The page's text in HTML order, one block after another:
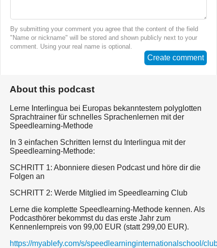
By submitting your comment you agree that the content of the field
"Name or nickname" will be stored and shown publicly next to your
comment. Using your real name is optional.
Create comment
About this podcast
Lerne Interlingua bei Europas bekanntestem polyglotten
Sprachtrainer für schnelles Sprachenlernen mit der
Speedlearning-Methode
In 3 einfachen Schritten lernst du Interlingua mit der
Speedlearning-Methode:
SCHRITT 1: Abonniere diesen Podcast und höre dir die
Folgen an
SCHRITT 2: Werde Mitglied im Speedlearning Club
Lerne die komplette Speedlearning-Methode kennen. Als
Podcasthörer bekommst du das erste Jahr zum
Kennenlernpreis von 99,00 EUR (statt 299,00 EUR).
https://myablefy.com/s/speedlearninginternationalschool/